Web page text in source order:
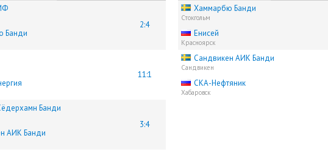
2:4
Банди
11:1
Банди
3:4
АИК Банди
Хаммарбю Банди
Стокгольм
Енисей
Красноярск
Сандвикен АИК Банди
Сандвикен
СКА-Нефтяник
Хабаровск